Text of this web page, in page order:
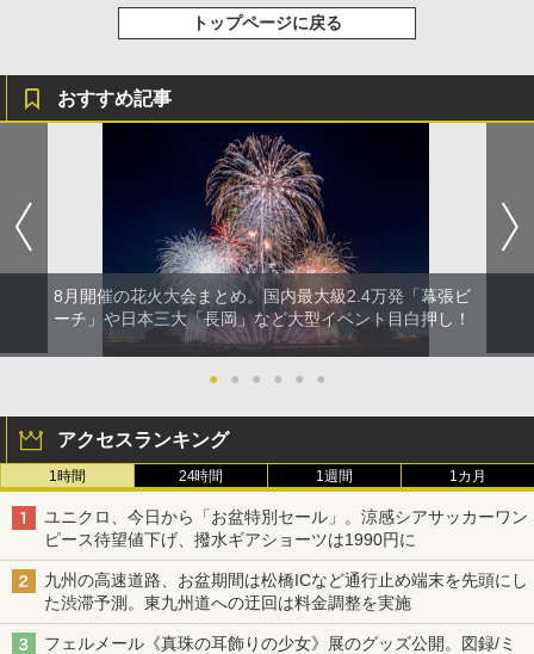
トップページに戻る
おすすめ記事
8月開催の花火大会まとめ。国内最大級2.4万発「幕張ビ
ーチ」や日本三大「長岡」など大型イベント目白押し！
● ● ● ● ● ●
アクセスランキング
1時間 24時間 1週間 1カ月
ユニクロ、今日から「お盆特別セール」。涼感シアサッカーワン
ピース待望値下げ、撥水ギアショーツは1990円に
九州の高速道路、お盆期間は松橋ICなど通行止め端末を先頭にし
た渋滞予測。東九州道への迂回は料金調整を実施
フェルメール《真珠の耳飾りの少女》展のグッズ公開。図録/ミ